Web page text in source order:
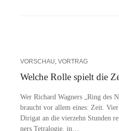
VORSCHAU VORTRAG
Welche Rolle spielt die
Wer Ri­chard Wag­ners „Ring des
braucht vor al­lem ei­nes: Zeit.
Di­ri­gat an die vier­zehn Stun­den
ners Te­tra­lo­gie, in…